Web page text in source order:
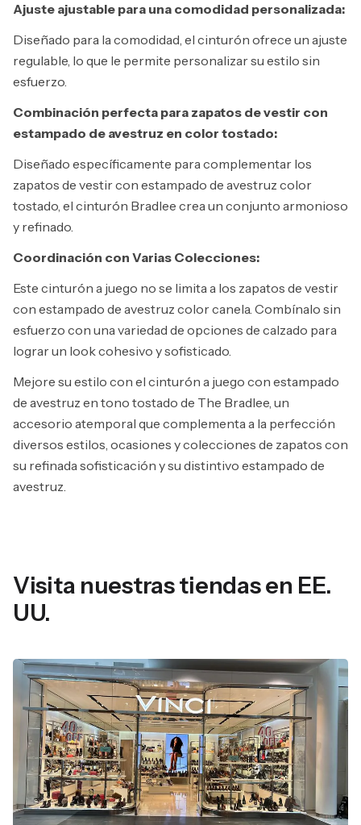
Ajuste ajustable para una comodidad personalizada:
Diseñado para la comodidad, el cinturón ofrece un ajuste
regulable, lo que le permite personalizar su estilo sin
esfuerzo.
Combinación perfecta para zapatos de vestir con
estampado de avestruz en color tostado:
Diseñado específicamente para complementar los
zapatos de vestir con estampado de avestruz color
tostado, el cinturón Bradlee crea un conjunto armonioso
y refinado.
Coordinación con Varias Colecciones:
Este cinturón a juego no se limita a los zapatos de vestir
con estampado de avestruz color canela. Combínalo sin
esfuerzo con una variedad de opciones de calzado para
lograr un look cohesivo y sofisticado.
Mejore su estilo con el cinturón a juego con estampado
de avestruz en tono tostado de The Bradlee, un
accesorio atemporal que complementa a la perfección
diversos estilos, ocasiones y colecciones de zapatos con
su refinada sofisticación y su distintivo estampado de
avestruz.
Visita nuestras tiendas en EE.
UU.